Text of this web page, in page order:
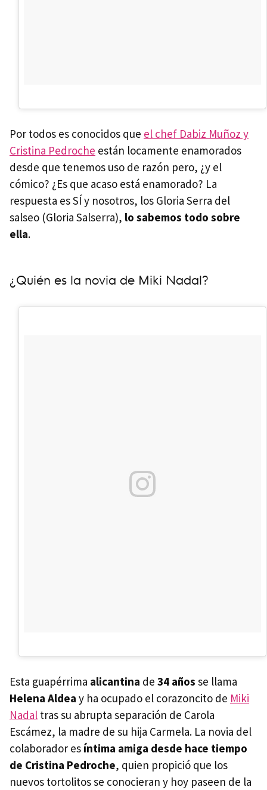
Por todos es conocidos que el chef Dabiz Muñoz y
Cristina Pedroche están locamente enamorados
desde que tenemos uso de razón pero, ¿y el
cómico? ¿Es que acaso está enamorado? La
respuesta es SÍ y nosotros, los Gloria Serra del
salseo (Gloria Salserra), lo sabemos todo sobre
ella.
¿Quién es la novia de Miki Nadal?
Esta guapérrima alicantina de 34 años se llama
Helena Aldea y ha ocupado el corazoncito de Miki
Nadal tras su abrupta separación de Carola
Escámez, la madre de su hija Carmela. La novia del
colaborador es íntima amiga desde hace tiempo
de Cristina Pedroche, quien propició que los
nuevos tortolitos se conocieran y hoy paseen de la